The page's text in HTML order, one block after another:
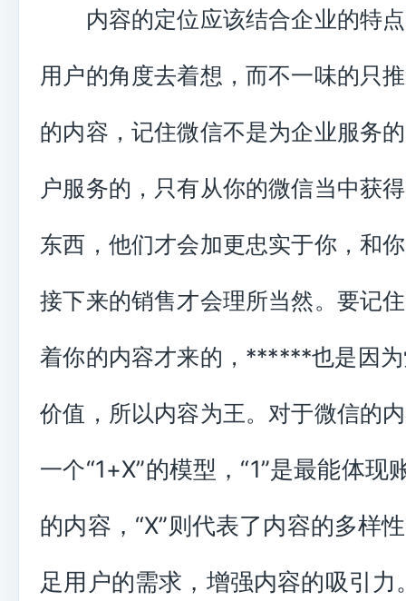
内容的定位应该结合企业的特点
用户的角度去着想，而不一味的只
的内容，记住微信不是为企业服务
户服务的，只有从你的微信当中获
东西，他们才会加更忠实于你，和
接下来的销售才会理所当然。要记
着你的内容才来的，******也是因
价值，所以内容为王。对于微信的
一个“1+X”的模型，“1”是最能体现
的内容，“X”则代表了内容的多样
足用户的需求，增强内容的吸引力